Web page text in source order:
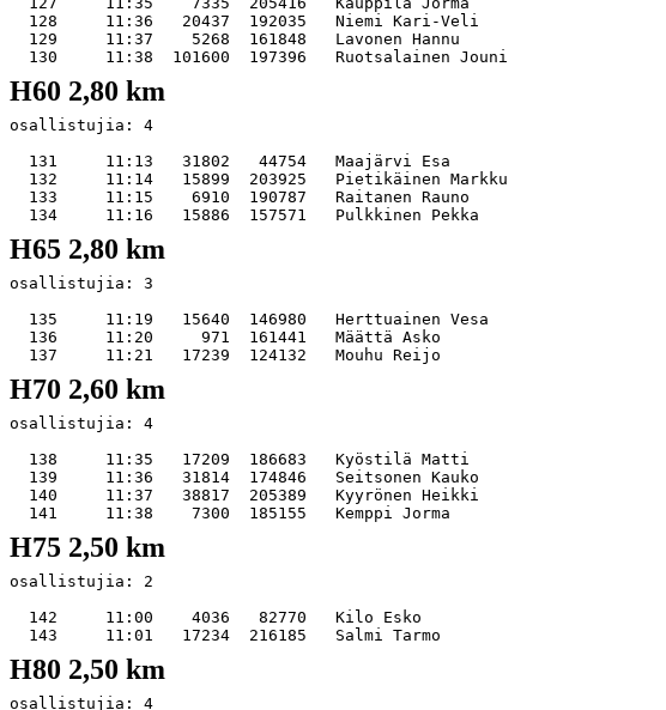
128     11:36   20437  192035   Niemi Kari-
129     11:37    5268  161848   Lavonen Hannu
H60 2,80 km
osallistujia: 4
131     11:13   31802   44754   Maajärvi Esa
132     11:14   15899  203925   Pietikäinen
133     11:15    6910  190787   Raitanen Rauno
H65 2,80 km
osallistujia: 3
135     11:19   15640  146980   Herttuainen
136     11:20     971  161441   Määttä Asko
H70 2,60 km
osallistujia: 4
138     11:35   17209  186683   Kyöstilä Matti
139     11:36   31814  174846   Seitsonen
140     11:37   38817  205389   Kyyrönen
H75 2,50 km
osallistujia: 2
142     11:00    4036   82770   Kilo Esko
H80 2,50 km
osallistujia: 4